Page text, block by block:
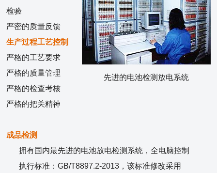
检验
严密的质量反馈
生产过程工艺控制
严格的工艺要求
严格的质量管理
严格的检查考核
严格的把关精神
先进的电池检测放电系统
成品检测
拥有国内最先进的电池放电检测系统，全电脑控制
执行标准：GB/T8897.2-2013，该标准修改采用